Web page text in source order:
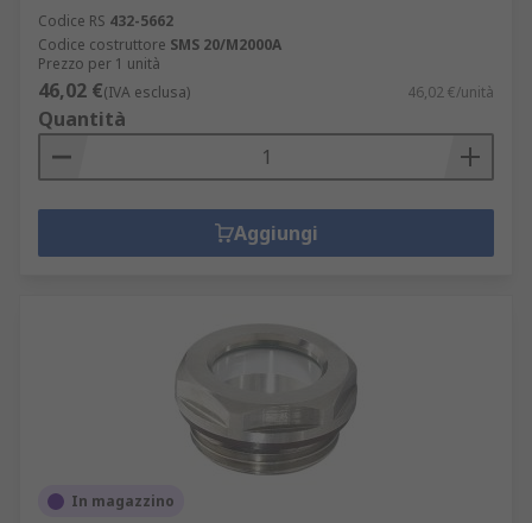
Codice RS 432-5662
Codice costruttore SMS 20/M2000A
Prezzo per 1 unità
46,02 €(IVA esclusa) 46,02 €/unità
Quantità
Aggiungi
In magazzino